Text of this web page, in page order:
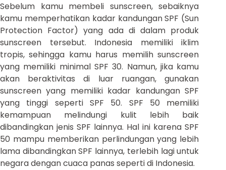
Sebelum kamu membeli sunscreen, sebaiknya
kamu memperhatikan kadar kandungan SPF (Sun
Protection Factor) yang ada di dalam produk
sunscreen tersebut. Indonesia memiliki iklim
tropis, sehingga kamu harus memilih sunscreen
yang memiliki minimal SPF 30. Namun, jika kamu
akan beraktivitas di luar ruangan, gunakan
sunscreen yang memiliki kadar kandungan SPF
yang tinggi seperti SPF 50. SPF 50 memiliki
kemampuan melindungi kulit lebih baik
dibandingkan jenis SPF lainnya. Hal ini karena SPF
50 mampu memberikan perlindungan yang lebih
lama dibandingkan SPF lainnya, terlebih lagi untuk
negara dengan cuaca panas seperti di Indonesia.